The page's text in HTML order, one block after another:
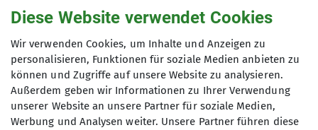
Neu: der digitale DAV-Mitgliedsausweis
01.03.2026
Dein DAV-Mitgliedsausweis ist jetzt auch in digitaler
Form verfügbar. Damit hast du als DAV-Mitglied alle
wichtigen Infos immer auf deinem Smartphone
dabei.
Diese Website verwendet Cookies
Wir verwenden Cookies, um Inhalte und Anzeigen zu
personalisieren, Funktionen für soziale Medien anbieten zu
können und Zugriffe auf unsere Website zu analysieren.
Außerdem geben wir Informationen zu Ihrer Verwendung
unserer Website an unsere Partner für soziale Medien,
Werbung und Analysen weiter. Unsere Partner führen diese